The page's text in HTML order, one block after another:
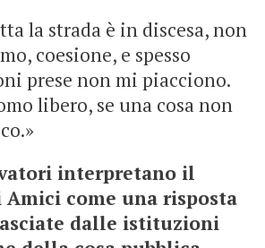
la strada è in discesa, non
coesione, e spesso
prese non mi piacciono.
libero, se una cosa non
interpretano il
come una risposta
dalle istituzioni